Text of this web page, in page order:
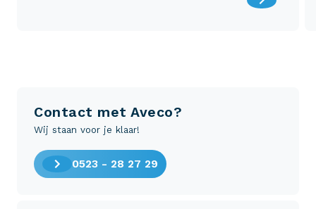
geduld en nog meer kattensnoepjes, groeide uit
Contact met Aveco?
Wij staan voor je klaar!
0523 - 28 27 29